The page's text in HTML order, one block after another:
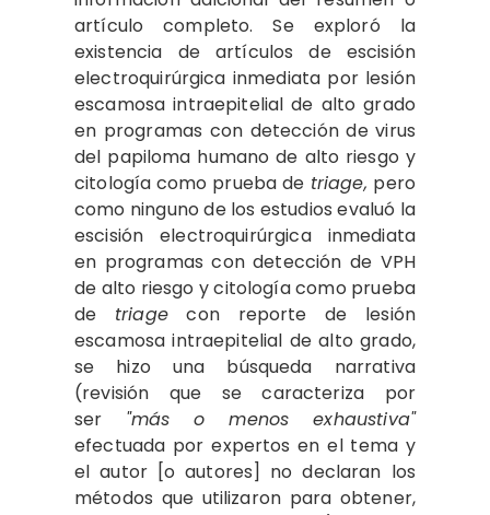
artículo completo. Se exploró la
existencia de artículos de escisión
electroquirúrgica inmediata por lesión
escamosa intraepitelial de alto grado
en programas con detección de virus
del papiloma humano de alto riesgo y
citología como prueba de triage, pero
como ninguno de los estudios evaluó la
escisión electroquirúrgica inmediata
en programas con detección de VPH
de alto riesgo y citología como prueba
de triagecon reporte de lesión
escamosa intraepitelial de alto grado,
se hizo una búsqueda narrativa
(revisión que se caracteriza por
ser "más o menos exhaustiva"
efectuada por expertos en el tema y
el autor [o autores] no declaran los
métodos que utilizaron para obtener,